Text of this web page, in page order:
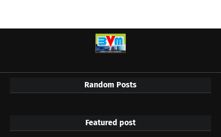
Random Posts
Featured post